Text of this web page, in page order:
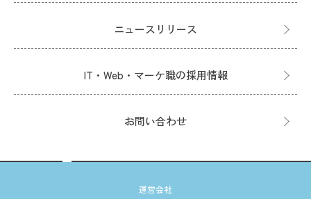
ニュースリリース
IT・Web・マーケ職の採用情報
お問い合わせ
運営会社